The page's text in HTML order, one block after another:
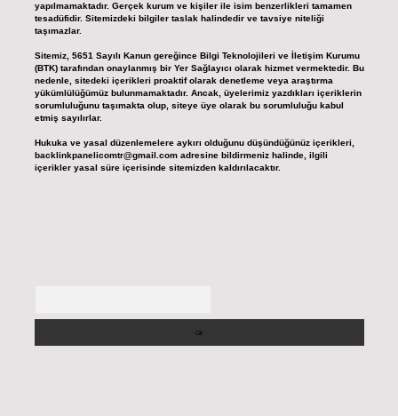
yapılmamaktadır. Gerçek kurum ve kişiler ile isim benzerlikleri tamamen
tesadüfidir. Sitemizdeki bilgiler taslak halindedir ve tavsiye niteliği
taşımazlar.
Sitemiz, 5651 Sayılı Kanun gereğince Bilgi Teknolojileri ve İletişim Kurumu
(BTK) tarafından onaylanmış bir Yer Sağlayıcı olarak hizmet vermektedir. Bu
nedenle, sitedeki içerikleri proaktif olarak denetleme veya araştırma
yükümlülüğümüz bulunmamaktadır. Ancak, üyelerimiz yazdıkları içeriklerin
sorumluluğunu taşımakta olup, siteye üye olarak bu sorumluluğu kabul
etmiş sayılırlar.
Hukuka ve yasal düzenlemelere aykırı olduğunu düşündüğünüz içerikleri,
backlinkpanelicomtr@gmail.comadresine bildirmeniz halinde, ilgili
içerikler yasal süre içerisinde sitemizden kaldırılacaktır.